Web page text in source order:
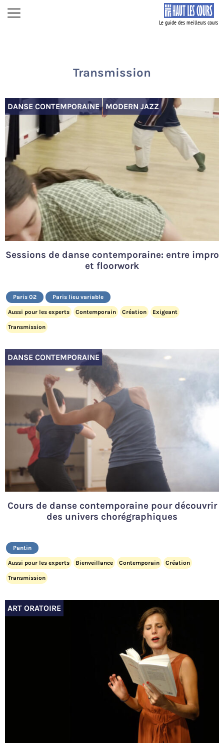
Aller
au
Menu
Transmission
DANSE CONTEMPORAINE MODERN JAZZ
Sessions de danse contemporaine: entre impro
et floorwork
Paris 02 Paris lieu variable
Aussi pour les experts Contemporain Création Exigeant
Transmission
DANSE CONTEMPORAINE
Cours de danse contemporaine pour découvrir
des univers chorégraphiques
Pantin
Aussi pour les experts Bienveillance Contemporain Création
Transmission
ART ORATOIRE